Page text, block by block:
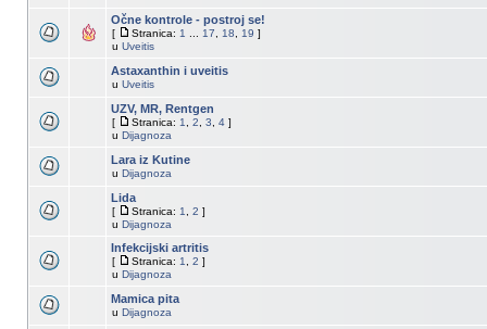
Očne kontrole - postroj se!
[ Stranica: 1 17 18 19 ]
u Uveitis
Astaxanthin i uveitis
u Uveitis
UZV, MR, Rentgen
[ Stranica: 1 2 3 4 ]
u Dijagnoza
Lara iz Kutine
u Dijagnoza
Lida
[ Stranica: 1 2 ]
u Dijagnoza
Infekcijski artritis
[ Stranica: 1 2 ]
u Dijagnoza
Mamica pita
u Dijagnoza